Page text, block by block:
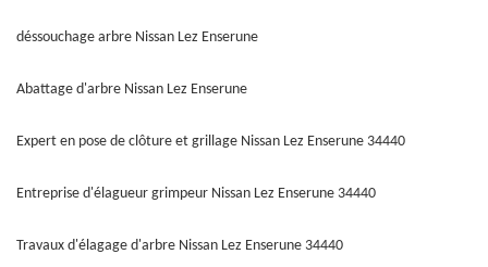
déssouchage arbre Nissan Lez Enserune
Abattage d'arbre Nissan Lez Enserune
Expert en pose de clôture et grillage Nissan Lez Enserune 34440
Entreprise d'élagueur grimpeur Nissan Lez Enserune 34440
Travaux d'élagage d'arbre Nissan Lez Enserune 34440